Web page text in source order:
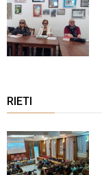
RIETI